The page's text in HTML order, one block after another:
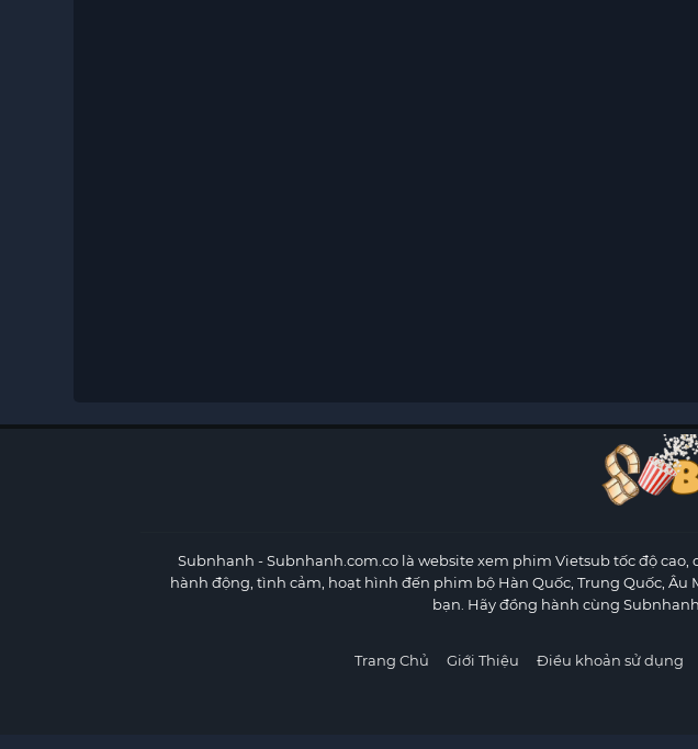
Subnhanh - Subnhanh.com.co là website xem phim Vietsub tốc độ
hành động, tình cảm, hoạt hình đến phim bộ Hàn Quốc, Trung Quốc,
bạn. Hãy đồng hành cùng
Trang Chủ Giới Thiệu Điều khoản sử dụng